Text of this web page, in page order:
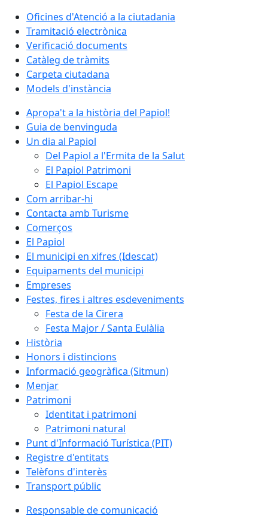
Oficines d'Atenció a la ciutadania
Tramitació electrònica
Verificació documents
Catàleg de tràmits
Carpeta ciutadana
Models d'instància
Apropa't a la història del Papiol!
Guia de benvinguda
Un dia al Papiol
Del Papiol a l'Ermita de la Salut
El Papiol Patrimoni
El Papiol Escape
Com arribar-hi
Contacta amb Turisme
Comerços
El Papiol
El municipi en xifres (Idescat)
Equipaments del municipi
Empreses
Festes, fires i altres esdeveniments
Festa de la Cirera
Festa Major / Santa Eulàlia
Història
Honors i distincions
Informació geogràfica (Sitmun)
Menjar
Patrimoni
Identitat i patrimoni
Patrimoni natural
Punt d'Informació Turística (PIT)
Registre d'entitats
Telèfons d'interès
Transport públic
Responsable de comunicació